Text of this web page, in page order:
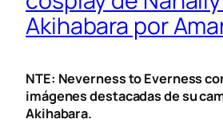
Akihabara por
NTE: Neverness to Everness
imágenes destacadas de su
Akihabara.